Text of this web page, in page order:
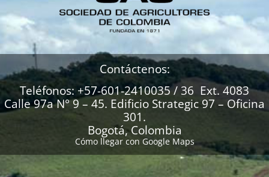
Contáctenos:
Teléfonos: +57-601-2410035 / 36 Ext. 4083
Calle 97a N° 9 – 45. Edificio Strategic 97 – Oficina
301.
Bogotá, Colombia
Cómo llegar con Google Maps